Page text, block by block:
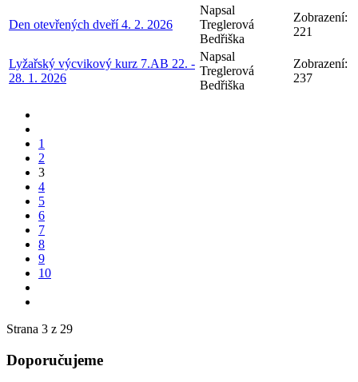
Den otevřených dveří 4. 2. 2026
Napsal
Treglerová
Bedřiška
Zobrazení:
221
Lyžařský výcvikový kurz 7.AB 22. -
28. 1. 2026
Napsal
Treglerová
Bedřiška
Zobrazení:
237
1
2
3
4
5
6
7
8
9
10
Strana 3 z 29
Doporučujeme